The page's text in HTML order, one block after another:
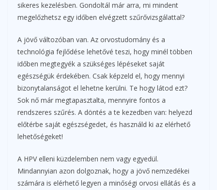
sikeres kezelésben. Gondoltál már arra, mi mindent
megelőzhetsz egy időben elvégzett szűrővizsgálattal?
A jövő változóban van. Az orvostudomány és a
technológia fejlődése lehetővé teszi, hogy minél többen
időben megtegyék a szükséges lépéseket saját
egészségük érdekében. Csak képzeld el, hogy mennyi
bizonytalanságot el lehetne kerülni. Te hogy látod ezt?
Sok nő már megtapasztalta, mennyire fontos a
rendszeres szűrés. A döntés a te kezedben van: helyezd
előtérbe saját egészségedet, és használd ki az elérhető
lehetőségeket!
A HPV elleni küzdelemben nem vagy egyedül.
Mindannyian azon dolgoznak, hogy a jövő nemzedékei
számára is elérhető legyen a minőségi orvosi ellátás és a